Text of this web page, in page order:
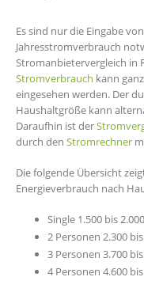
Es sind nur die Eingabe
Jahresstromverbrauch
Stromanbietervergleich in
Stromverbrauch kann
eingesehen werden. Der
Haushaltgröße kann
Daraufhin ist der
durch den Stromrechner
Die folgende Übersicht
Energieverbrauch nach
Single 1.500 bis
2 Personen 2.300
3 Personen 3.700
4 Personen 4.600